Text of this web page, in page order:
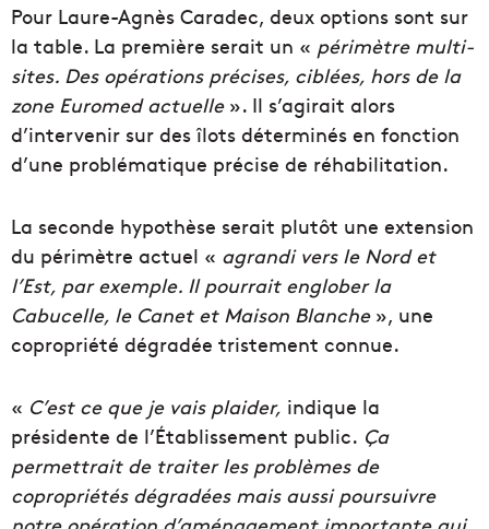
Pour Laure-Agnès Caradec, deux options sont sur
la table. La première serait un « périmètre multi-
sites. Des opérations précises, ciblées, hors de la
zone Euromed actuelle». Il s’agirait alors
d’intervenir sur des îlots déterminés en fonction
d’une problématique précise de réhabilitation.
La seconde hypothèse serait plutôt une extension
du périmètre actuel « agrandi vers le Nord et
l’Est, par exemple. Il pourrait englober la
Cabucelle, le Canet et Maison Blanche», une
copropriété dégradée tristement connue.
« C’est ce que je vais plaider, indique la
présidente de l’Établissement public. Ça
permettrait de traiter les problèmes de
copropriétés dégradées mais aussi poursuivre